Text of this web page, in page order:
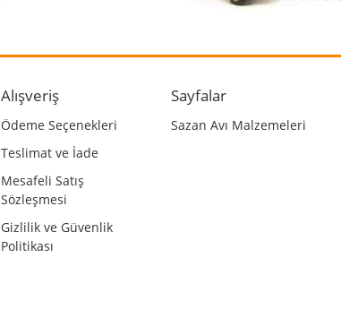
Alışveriş
Ödeme Seçenekleri
Teslimat ve İade
Mesafeli Satış
Sözleşmesi
Gizlilik ve Güvenlik
Politikası
Sayfalar
Sazan Avı Malzemeleri